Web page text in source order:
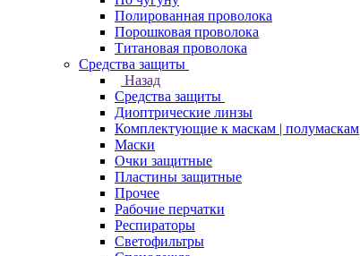
Полированная проволока
Порошковая проволока
Титановая проволока
Средства защиты
Назад
Средства защиты
Диоптрические линзы
Комплектующие к маскам | полумаскам
Маски
Очки защитные
Пластины защитные
Прочее
Рабочие перчатки
Респираторы
Светофильтры